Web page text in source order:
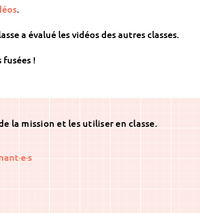
.
a évalué les vidéos des autres classes.
!
la mission et les utiliser en classe.